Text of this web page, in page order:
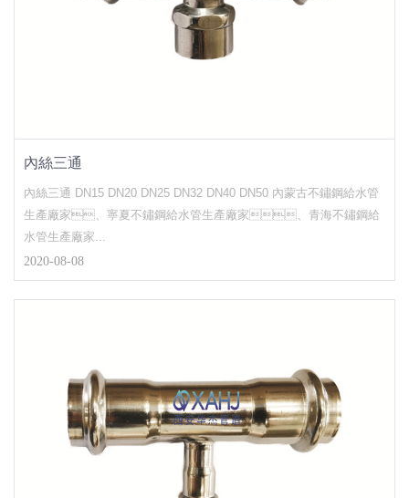
內絲三通
內絲三通 DN15 DN20 DN25 DN32 DN40 DN50 內蒙古不鏽鋼給水管
生產廠家、寧夏不鏽鋼給水管生產廠家、青海不鏽鋼給
水管生產廠家...
2020-08-08